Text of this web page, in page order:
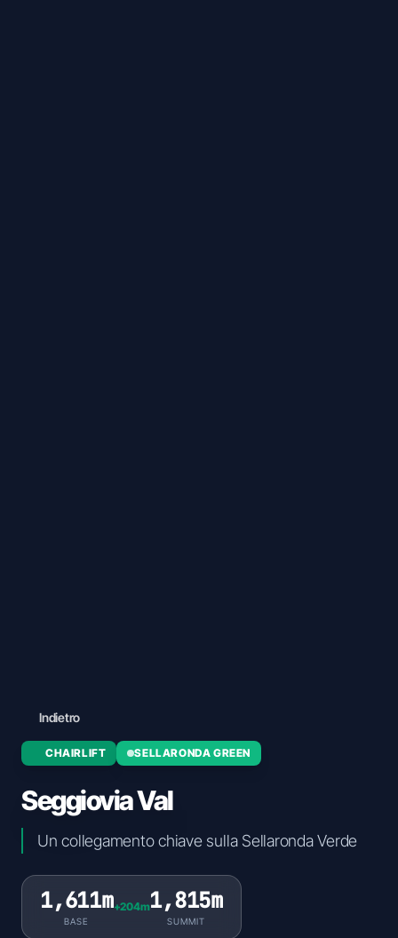
Indietro
CHAIRLIFT SELLARONDA GREEN
Seggiovia Val
Un collegamento chiave sulla Sellaronda Verde
1,611m
BASE
+204m1,815m
SUMMIT